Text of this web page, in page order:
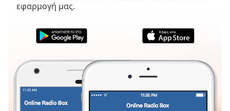
TypeLIVE
Seek to
currently
behind
LIVE
εφαρμογή μας.